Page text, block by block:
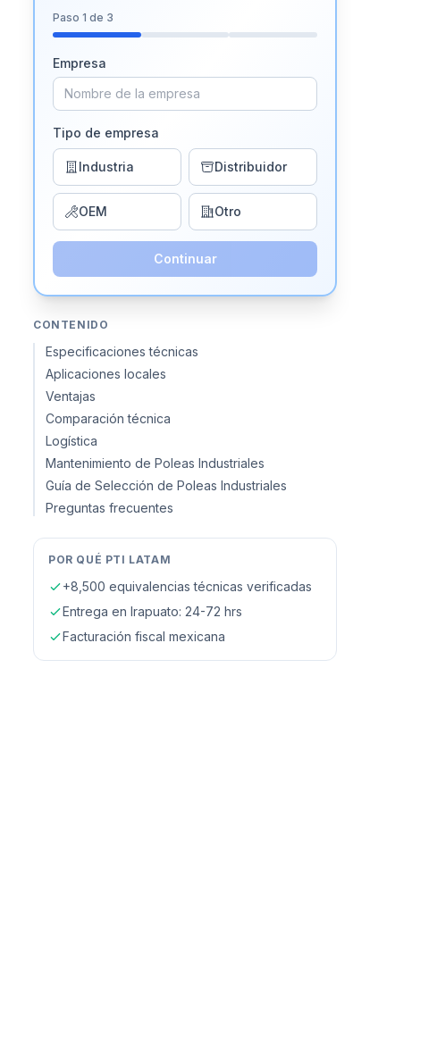
Paso 1 de 3
Empresa
Tipo de empresa
Industria Distribuidor
OEM Otro
Continuar
CONTENIDO
Especificaciones técnicas
Aplicaciones locales
Ventajas
Comparación técnica
Logística
Mantenimiento de Poleas Industriales
Guía de Selección de Poleas Industriales
Preguntas frecuentes
POR QUÉ PTI LATAM
+8,500 equivalencias técnicas verificadas
Entrega en Irapuato: 24-72 hrs
Facturación fiscal mexicana